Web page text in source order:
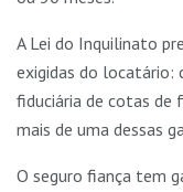
A Lei do Inquilinato
exigidas do locatário:
fiduciária de cotas de
mais de uma dessas
O seguro fiança tem